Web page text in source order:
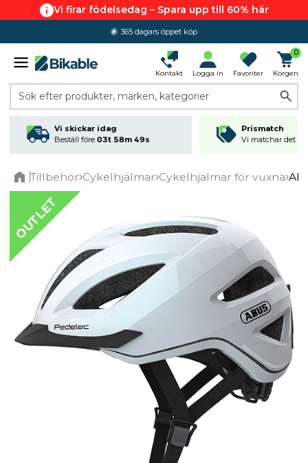
Vi firar födelsedag – Spara upp till 60% här
365 dagars öppet köp
Kontakt Logga in Favoriter
0
Korgen
Sök efter produkter, märken, kategorier
Vi skickar idag
Beställ före 03t 58m 49s
Prismatch
Vi matchar det
Tillbehör Cykelhjälmar Cykelhjälmar för vuxna
OUTLET